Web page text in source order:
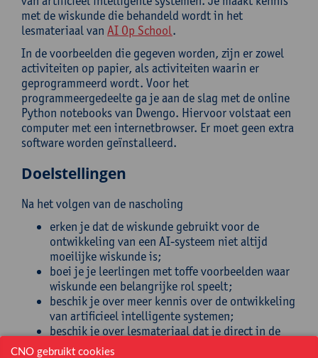
met de wiskunde die behandeld wordt in het
lesmateriaal van AI Op School.
In de voorbeelden die gegeven worden, zijn er zowel
activiteiten op papier, als activiteiten waarin er
geprogrammeerd wordt. Voor het
programmeergedeelte ga je aan de slag met de online
Python notebooks van Dwengo. Hiervoor volstaat een
computer met een internetbrowser. Er moet geen extra
software worden geïnstalleerd.
Doelstellingen
Na het volgen van de nascholing
erken je dat de wiskunde gebruikt voor de
ontwikkeling van een AI-systeem niet altijd
moeilijke wiskunde is;
boei je je leerlingen met toffe voorbeelden waar
wiskunde een belangrijke rol speelt;
beschik je over meer kennis over de ontwikkeling
van artificieel intelligente systemen;
beschik je over lesmateriaal dat je direct in de
klas kan gebruiken, zowel materiaal met als
CNO gebruikt cookies